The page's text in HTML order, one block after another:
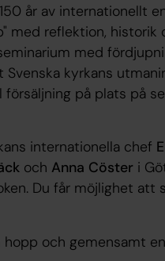
år av internationellt
med reflektion,
med
kyrkans
försäljning på plats på
internationella chef
och Anna Cöster i
Du får möjlighet att
och gemensamt